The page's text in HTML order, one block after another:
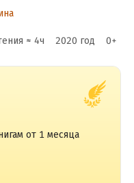
≈ 4ч 2020 год 0+
от 1 месяца